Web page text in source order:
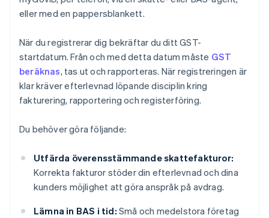
eller med en pappersblankett.
När du registrerar dig bekräftar du ditt GST-
startdatum. Från och med detta datum måste GST
beräknas, tas ut och rapporteras. När registreringen är
klar kräver efterlevnad löpande disciplin kring
fakturering, rapportering och registerföring.
Du behöver göra följande:
Utfärda överensstämmande skattefakturor:
Korrekta fakturor stöder din efterlevnad och dina
kunders möjlighet att göra anspråk på avdrag.
Lämna in BAS i tid: Små och medelstora företag